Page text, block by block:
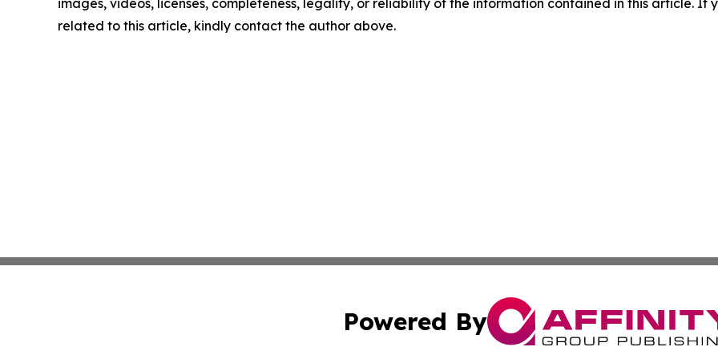
related to this article, kindly contact the author above.
Powered By